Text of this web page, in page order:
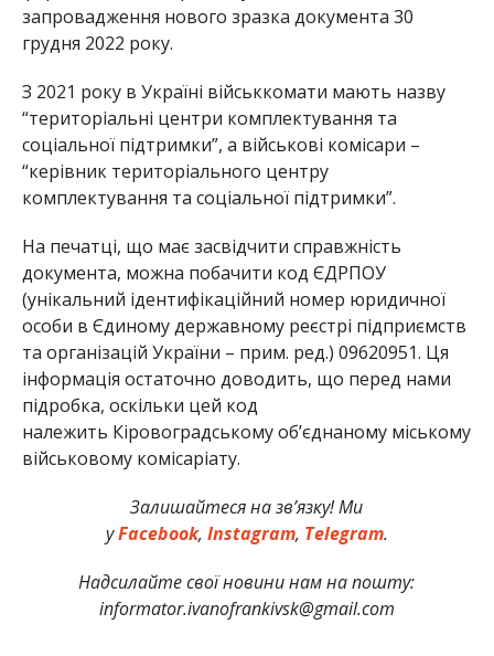
запровадження нового зразка документа 30
грудня 2022 року.
З 2021 року в Україні військкомати мають назву
“територіальні центри комплектування та
соціальної підтримки”, а військові комісари –
“керівник територіального центру
комплектування та соціальної підтримки”.
На печатці, що має засвідчити справжність
документа, можна побачити код ЄДРПОУ
(унікальний ідентифікаційний номер юридичної
особи в Єдиному державному реєстрі підприємств
та організацій України – прим. ред.) 09620951. Ця
інформація остаточно доводить, що перед нами
підробка, оскільки цей код
належить Кіровоградському об’єднаному міському
військовому комісаріату.
Залишайтеся на зв’язку! Ми
уFacebook, Instagram, Telegram.
Надсилайте свої новини нам на пошту:
informator.ivanofrankivsk@gmail.com